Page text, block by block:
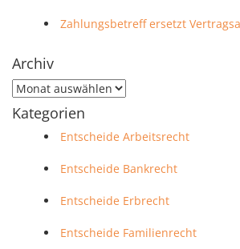
Zahlungsbetreff ersetzt
Archiv
Archiv
Kategorien
Entscheide Arbeitsrecht
Entscheide Bankrecht
Entscheide Erbrecht
Entscheide Familienrecht